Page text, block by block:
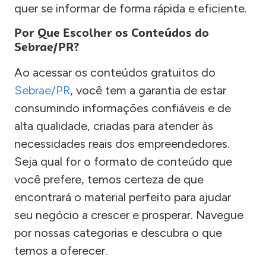
quer se informar de forma rápida e eficiente.
Por Que Escolher os Conteúdos do
Sebrae/PR?
Ao acessar os conteúdos gratuitos do
Sebrae/PR, você tem a garantia de estar
consumindo informações confiáveis e de
alta qualidade, criadas para atender às
necessidades reais dos empreendedores.
Seja qual for o formato de conteúdo que
você prefere, temos certeza de que
encontrará o material perfeito para ajudar
seu negócio a crescer e prosperar. Navegue
por nossas categorias e descubra o que
temos a oferecer.